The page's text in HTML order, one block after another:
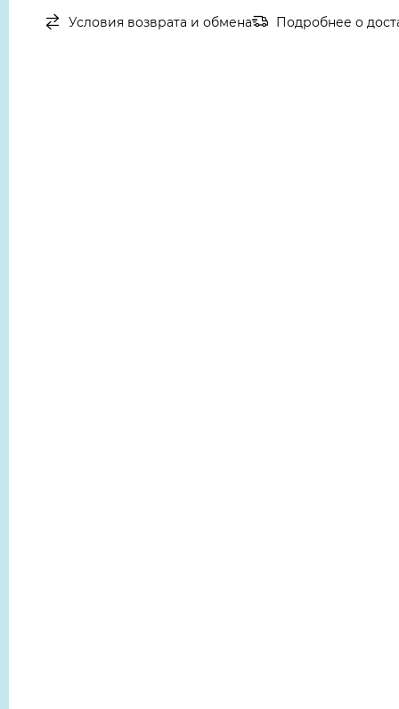
Условия возврата и обмена Подробнее о